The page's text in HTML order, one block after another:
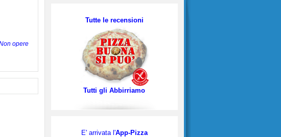
opere
Tutte le recensioni
Tutti gli Abbirriamo
E' arrivata l'App-Pizza